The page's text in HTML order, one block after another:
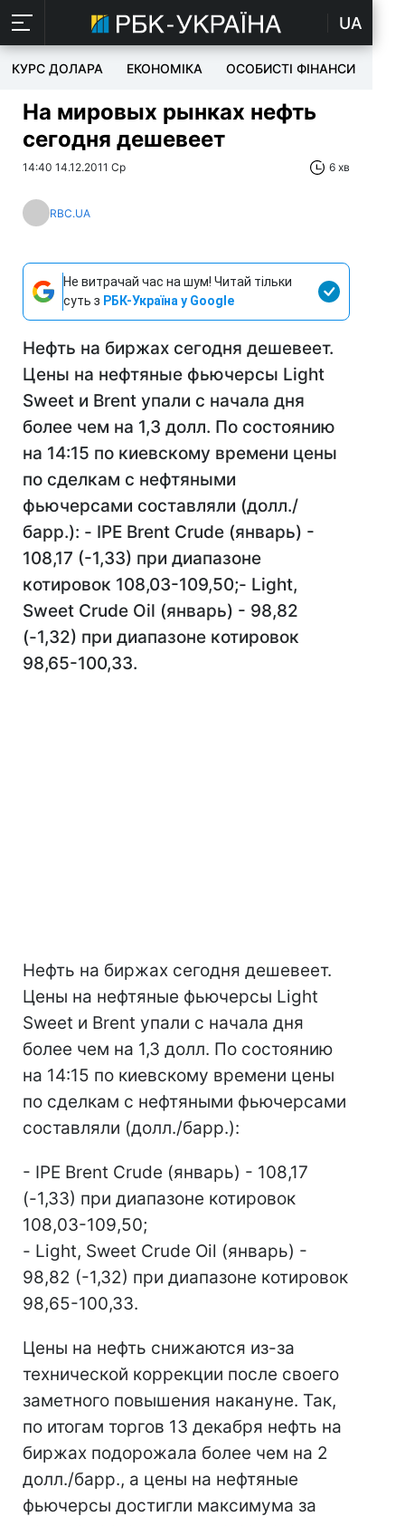
UA
КУРС ДОЛАРА ЕКОНОМІКА ОСОБИСТІ ФІНАНСИ
На мировых рынках нефть
сегодня дешевеет
14:40 14.12.2011 Ср 6 хв
RBC.UA
Не витрачай час на шум! Читай тільки
суть з РБК-Україна у Google
Нефть на биржах сегодня дешевеет.
Цены на нефтяные фьючерсы Light
Sweet и Brent упали с начала дня
более чем на 1,3 долл. По состоянию
на 14:15 по киевскому времени цены
по сделкам с нефтяными
фьючерсами составляли (долл./
барр.): - IPE Brent Crude (январь) -
108,17 (-1,33) при диапазоне
котировок 108,03-109,50;- Light,
Sweet Crude Oil (январь) - 98,82
(-1,32) при диапазоне котировок
98,65-100,33.
Нефть на биржах сегодня дешевеет.
Цены на нефтяные фьючерсы Light
Sweet и Brent упали с начала дня
более чем на 1,3 долл. По состоянию
на 14:15 по киевскому времени цены
по сделкам с нефтяными фьючерсами
составляли (долл./барр.):
- IPE Brent Crude (январь) - 108,17
(-1,33) при диапазоне котировок
108,03-109,50;
- Light, Sweet Crude Oil (январь) -
98,82 (-1,32) при диапазоне котировок
98,65-100,33.
Цены на нефть снижаются из-за
технической коррекции после своего
заметного повышения накануне. Так,
по итогам торгов 13 декабря нефть на
биржах подорожала более чем на 2
долл./барр., а цены на нефтяные
фьючерсы достигли максимума за